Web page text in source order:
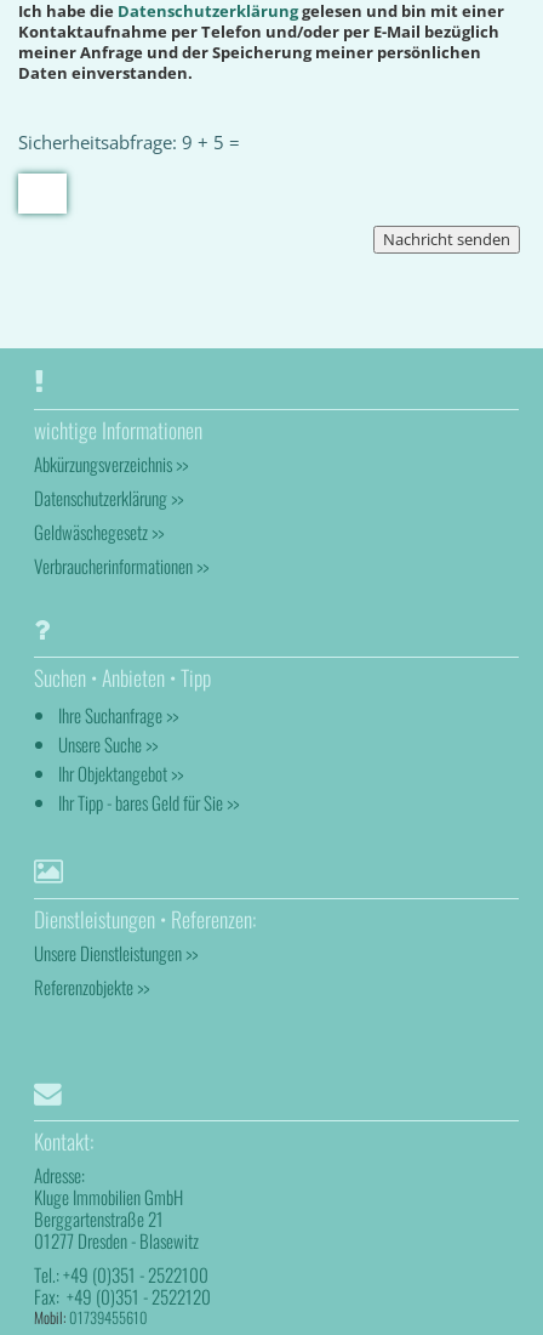
Ich habe die Datenschutzerklärunggelesen und bin mit einer
Kontaktaufnahme per Telefon und/oder per E-Mail bezüglich
meiner Anfrage und der Speicherung meiner persönlichen
Daten einverstanden.
Sicherheitsabfrage: 9 + 5 =
wichtige Informationen
Abkürzungsverzeichnis >>
Datenschutzerklärung >>
Geldwäschegesetz >>
Verbraucherinformationen >>
Suchen • Anbieten • Tipp
Ihre Suchanfrage >>
Unsere Suche >>
Ihr Objektangebot >>
Ihr Tipp - bares Geld für Sie >>
Dienstleistungen • Referenzen:
Unsere Dienstleistungen >>
Referenzobjekte >>
Kontakt:
Adresse:
Kluge Immobilien GmbH
Berggartenstraße 21
01277 Dresden - Blasewitz
Tel.:+49 (0)351 - 2522100
Fax:+49 (0)351 - 2522120
Mobil: 01739455610